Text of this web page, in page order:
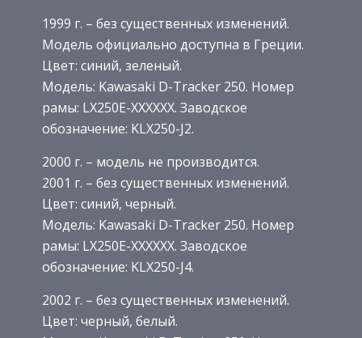
1999 г. – без существенных изменений.
Модель официально доступна в Греции.
Цвет: синий, зеленый.
Модель: Kawasaki D-Tracker 250. Номер
рамы: LX250E-XXXXXX. Заводское
обозначение: KLX250-J2.
2000 г. – модель не производится.
2001 г. – без существенных изменений.
Цвет: синий, черный.
Модель: Kawasaki D-Tracker 250. Номер
рамы: LX250E-XXXXXX. Заводское
обозначение: KLX250-J4.
2002 г. – без существенных изменений.
Цвет: черный, белый.